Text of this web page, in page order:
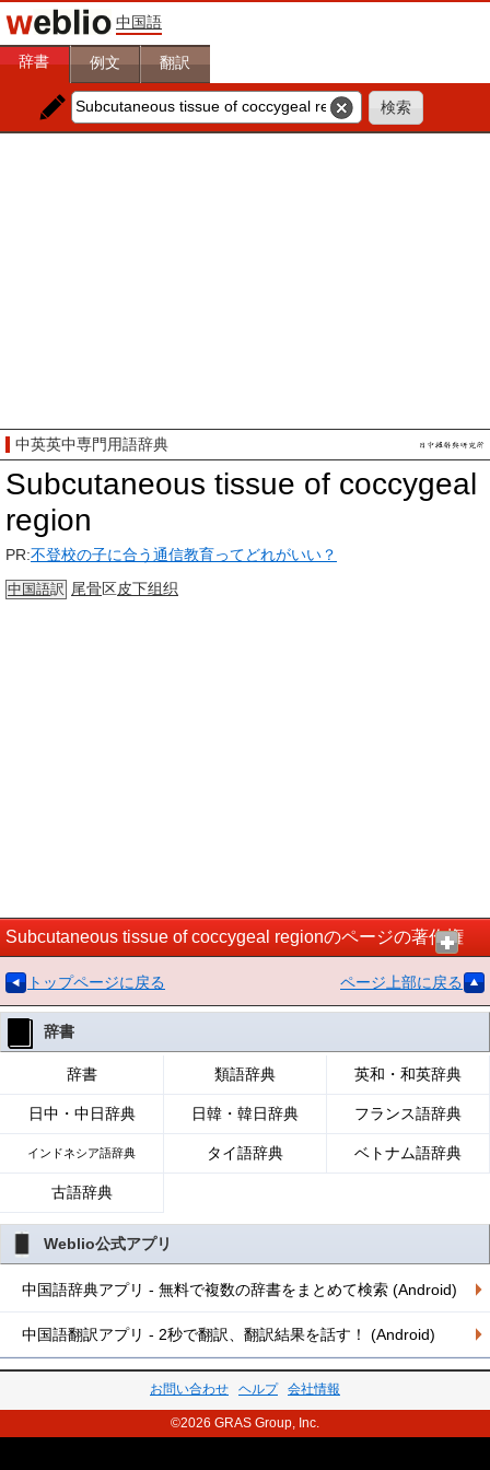
中国語
辞書 例文 翻訳
中英英中専門用語辞典
Subcutaneous tissue of coccygeal
region
PR:不登校の子に合う通信教育ってどれがいい？
中国語訳 尾骨区皮下组织
Subcutaneous tissue of coccygeal regionのページの著作権
トップページに戻る ページ上部に戻る
辞書
辞書 類語辞典 英和・和英辞典
日中・中日辞典 日韓・韓日辞典 フランス語辞典
インドネシア語辞典 タイ語辞典 ベトナム語辞典
古語辞典
Weblio公式アプリ
中国語辞典アプリ - 無料で複数の辞書をまとめて検索 (Android)
中国語翻訳アプリ - 2秒で翻訳、翻訳結果を話す！ (Android)
お問い合わせ ヘルプ 会社情報
©2026 GRAS Group, Inc.